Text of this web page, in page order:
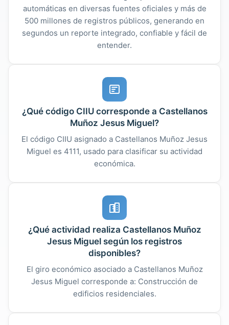
automáticas en diversas fuentes oficiales y más de
500 millones de registros públicos, generando en
segundos un reporte integrado, confiable y fácil de
entender.
¿Qué código CIIU corresponde a Castellanos
Muñoz Jesus Miguel?
El código CIIU asignado a Castellanos Muñoz Jesus
Miguel es 4111, usado para clasificar su actividad
económica.
¿Qué actividad realiza Castellanos Muñoz
Jesus Miguel según los registros
disponibles?
El giro económico asociado a Castellanos Muñoz
Jesus Miguel corresponde a: Construcción de
edificios residenciales.